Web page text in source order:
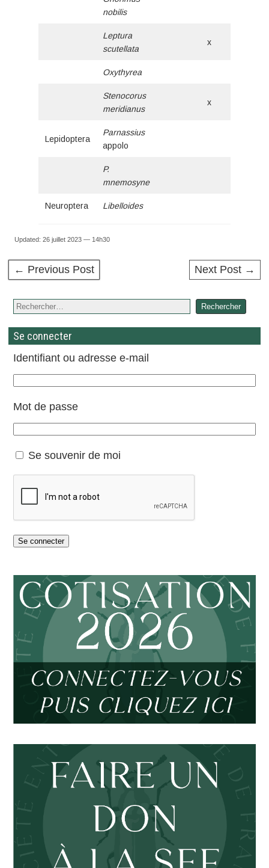
nobilis
Leptura
scutellata
x
Oxythyrea
Stenocorus
meridianus
x
Lepidoptera
Parnassius
appolo
P.
mnemosyne
Neuroptera Libelloides
Updated: 26 juillet 2023 — 14h30
← Previous Post Next Post →
Se connecter
Identifiant ou adresse e-mail
Mot de passe
Se souvenir de moi
Se connecter